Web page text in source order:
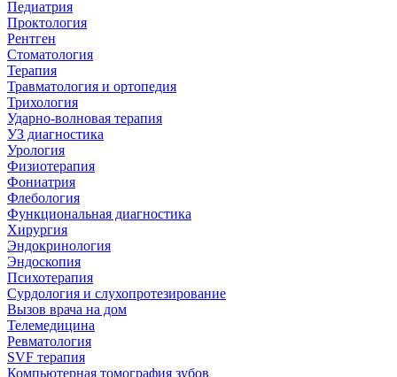
Педиатрия
Проктология
Рентген
Стоматология
Терапия
Травматология и ортопедия
Трихология
Ударно-волновая терапия
УЗ диагностика
Урология
Физиотерапия
Фониатрия
Флебология
Функциональная диагностика
Хирургия
Эндокринология
Эндоскопия
Психотерапия
Сурдология и слухопротезирование
Вызов врача на дом
Телемедицина
Ревматология
SVF терапия
Компьютерная томография зубов